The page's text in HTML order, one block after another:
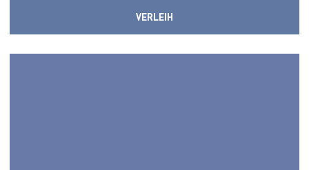
VERLEIH